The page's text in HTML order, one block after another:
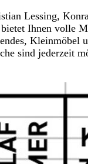
Lessing,
Ihnen volle
Kleinmöbel
sind jederzeit